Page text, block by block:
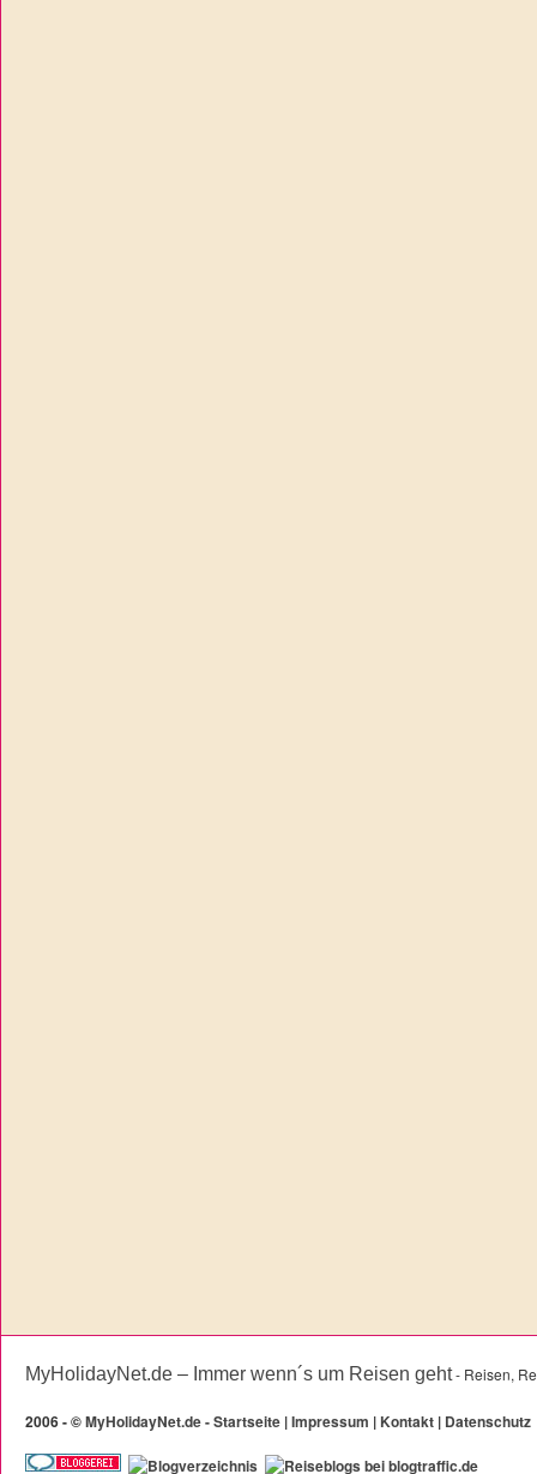
MyHolidayNet.de – Immer wenn´s um Reisen geht- Reisen,
2006 -©MyHolidayNet.de - Startseite |Impressum | Kontakt | Datenschutz